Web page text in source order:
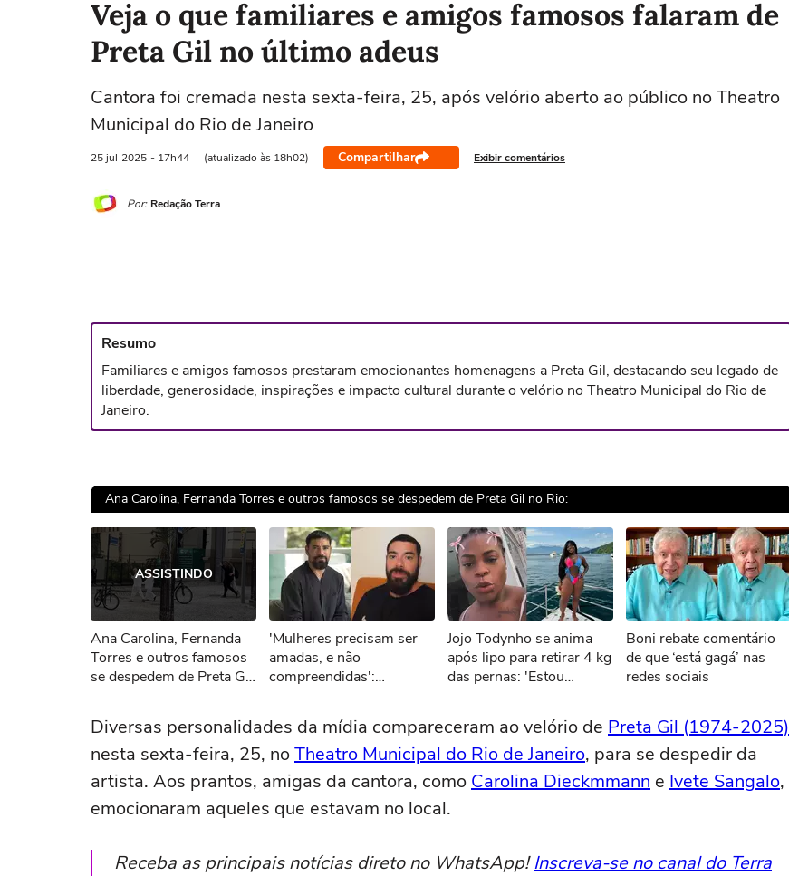
Veja o que familiares e amigos famosos falaram de
Preta Gil no último adeus
Cantora foi cremada nesta sexta-feira, 25, após velório aberto ao público no Theatro
Municipal do Rio de Janeiro
25 jul 2025 - 17h44 (atualizado às 18h02) Compartilhar Exibir comentários
Por: Redação Terra
Resumo
Familiares e amigos famosos prestaram emocionantes homenagens a Preta Gil, destacando seu legado de
liberdade, generosidade, inspirações e impacto cultural durante o velório no Theatro Municipal do Rio de
Janeiro.
Ana Carolina, Fernanda Torres e outros famosos se despedem de Preta Gil no Rio:
Ops!
Não foi possível reproduzir o vídeo
Tentar novamente
ASSISTINDO
Ana Carolina, Fernanda
Torres e outros famosos
se despedem de Preta Gil
'Mulheres precisam ser
amadas, e não
compreendidas':
sobre respeitar fases
femininas
Jojo Todynho se anima
após lipo para retirar 4 kg
das pernas: 'Estou
Boni rebate comentário
de que ‘está gagá’ nas
redes sociais
Diversas personalidades da mídia compareceram ao velório de Preta Gil (1974-2025)
nesta sexta-feira, 25, noTheatro Municipal do Rio de Janeiro, para se despedir da
artista. Aos prantos, amigas da cantora, como Carolina Dieckmmann e Ivete Sangalo,
emocionaram aqueles que estavam no local.
Receba as principais notícias direto no WhatsApp!Inscreva-se no canal do Terra